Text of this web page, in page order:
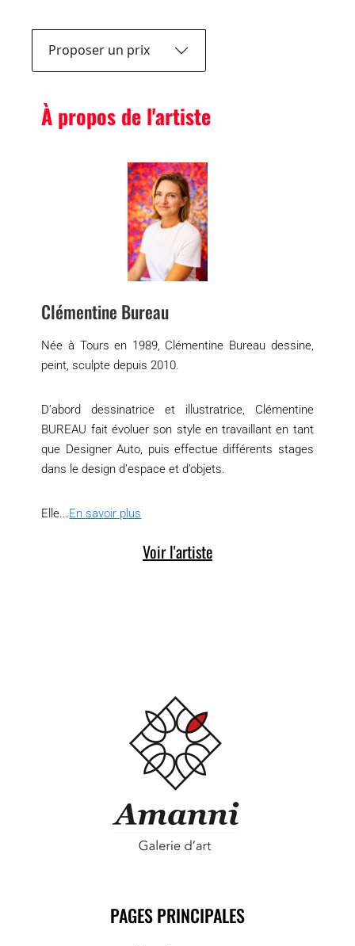
Proposer un prix
À propos de l'artiste
Clémentine Bureau
Née à Tours en 1989, Clémentine Bureau dessine,
peint, sculpte depuis 2010.
D’abord dessinatrice et illustratrice, Clémentine
BUREAU fait évoluer son style en travaillant en tant
que Designer Auto, puis effectue différents stages
dans le design d’espace et d’objets.
Elle...En savoir plus
Voir l'artiste
PAGES PRINCIPALES